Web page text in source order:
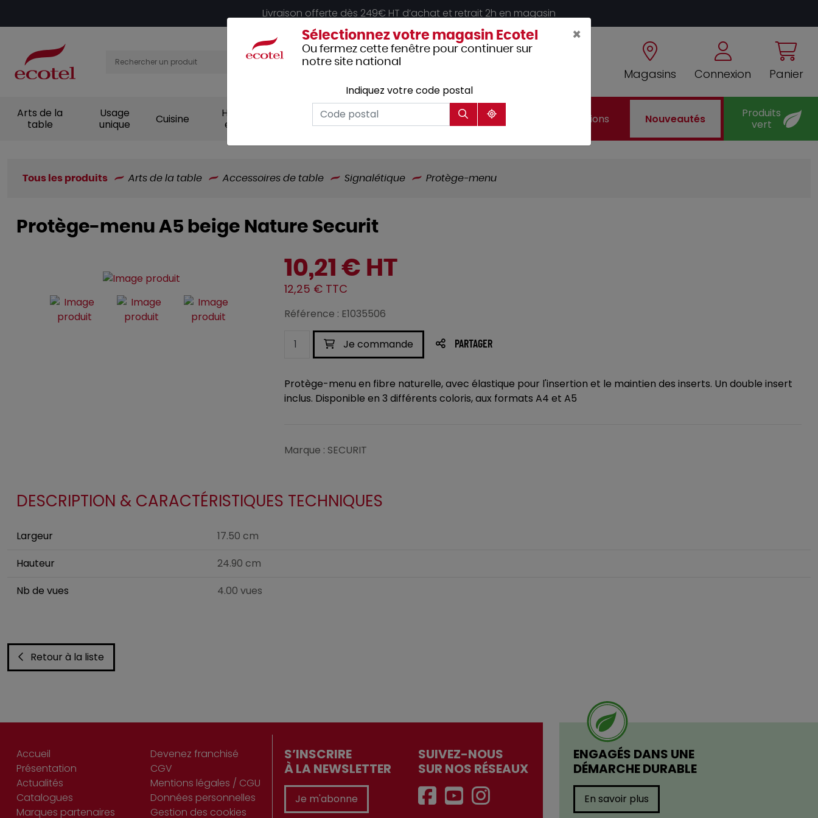
Livraison offerte dès 249€ HT d’achat et retrait 2h en magasin
Magasins Connexion Panier
Arts de la
table
Usage
unique
Cuisine
Hygiène et
entretien
Vêtements
professionnels
Hôtellerie Mobilier Promotions Nouveautés
Produits
vert
Tous les produits Arts de la table Accessoires de table Signalétique Protège-menu
Protège-menu A5 beige Nature Securit
10,21 € HT
12,25 € TTC
Référence : E1035506
Je commande PARTAGER
Protège-menu en fibre naturelle, avec élastique pour l'insertion et le maintien des inserts. Un double insert
inclus. Disponible en 3 différents coloris, aux formats A4 et A5
Marque : SECURIT
DESCRIPTION & CARACTÉRISTIQUES TECHNIQUES
Largeur
17.50 cm
Hauteur
24.90 cm
Nb de vues
4.00 vues
Retour à la liste
ENGAGÉS DANS UNE
DÉMARCHE DURABLE
En savoir plus
Accueil
Présentation
Actualités
Catalogues
Marques partenaires
Devenez franchisé
CGV
Mentions légales / CGU
Données personnelles
Gestion des cookies
S’INSCRIRE
À LA NEWSLETTER
Je m'abonne
SUIVEZ-NOUS
SUR NOS RÉSEAUX
×
Sélectionnez votre magasin Ecotel
Ou fermez cette fenêtre pour continuer sur
notre site national
Indiquez votre code postal